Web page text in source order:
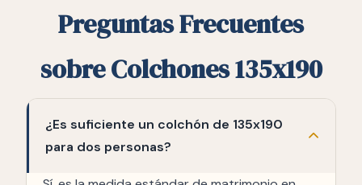
Preguntas Frecuentes
sobre Colchones 135x190
¿Es suficiente un colchón de 135x190
para dos personas?